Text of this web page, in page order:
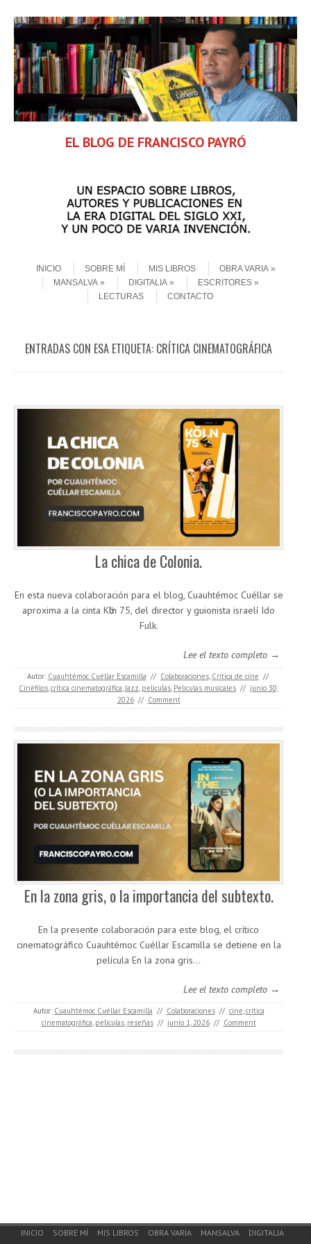
EL BLOG DE FRANCISCO PAYRÓ
MenuINICIO
SOBRE MÍ MIS LIBROS
OBRA VARIA
MANSALVA
DIGITALIA
ESCRITORES
LECTURAS
CONTACTO
ENTRADAS CON ESA ETIQUETA: CRÍTICA CINEMATOGRÁFICA
La chica de Colonia.
En esta nueva colaboración para el blog, Cuauhtémoc Cuéllar se
aproxima a la cinta Kӧln 75, del director y guionista israelí Ido
Fulk.
Lee el texto completo →
Autor: Cuauhtémoc Cuéllar Escamilla // Colaboraciones, Crítica de cine //
Cinéfilos crítica cinematográfica Jazz películas Películas musicales // junio 30,
2026 // Comment
En la zona gris, o la importancia del subtexto.
En la presente colaboración para este blog, el crítico
cinematográfico Cuauhtémoc Cuéllar Escamilla se detiene en la
película En la zona gris...
Lee el texto completo →
Autor: Cuauhtémoc Cuéllar Escamilla // Colaboraciones // cine crítica
cinematográfica películas, reseñas // junio 1, 2026 // Comment
Footer Menu
INICIO SOBRE MÍ MIS LIBROS OBRA VARIA MANSALVA DIGITALIA